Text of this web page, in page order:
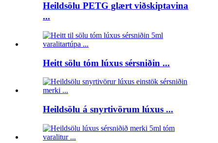
Heildsölu PETG glært viðskiptavina
...
Heitt sölu tóm lúxus sérsniðin ...
Heildsölu á snyrtivörum lúxus ...